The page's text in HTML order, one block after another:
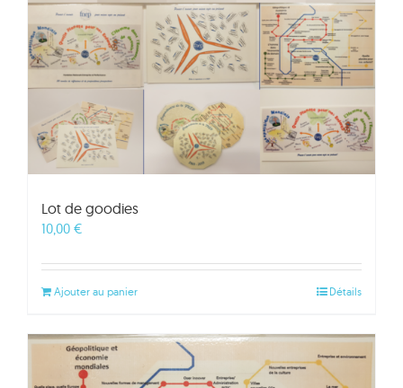
Lot de goodies
10,00 €
Ajouter au panier Détails